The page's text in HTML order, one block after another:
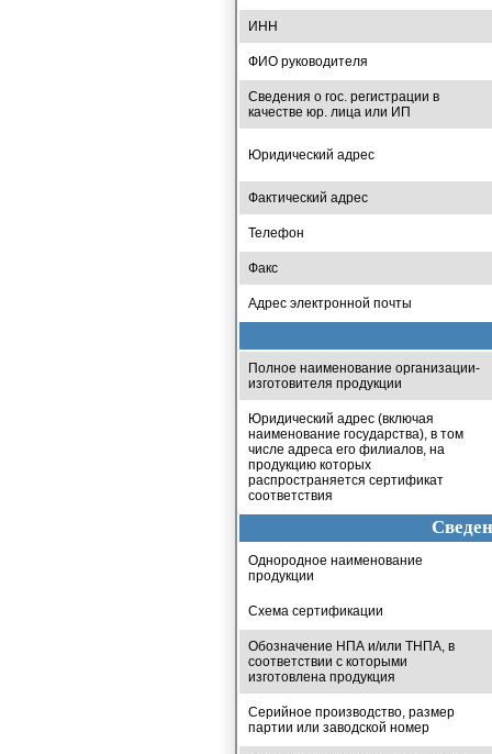
ИНН
ФИО руководителя
Сведения о гос. регистрации в
качестве юр. лица или ИП
Юридический адрес
Фактический адрес
Телефон
Факс
Адрес электронной почты
Полное наименование организации-
изготовителя продукции
Юридический адрес (включая
наименование государства), в том
числе адреса его филиалов, на
продукцию которых
распространяется сертификат
соответствия
Однородное наименование
продукции
Схема сертификации
Обозначение НПА и/или ТНПА, в
соответствии с которыми
изготовлена продукция
Серийное производство, размер
партии или заводской номер